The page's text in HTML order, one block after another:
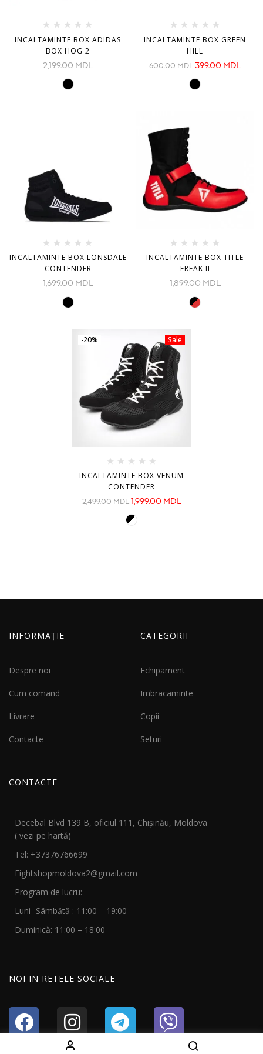
INCALTAMINTE BOX ADIDAS
BOX HOG 2
2,199.00 MDL
INCALTAMINTE BOX GREEN
HILL
600.00MDL 399.00 MDL
INCALTAMINTE BOX LONSDALE
CONTENDER
1,699.00 MDL
INCALTAMINTE BOX TITLE
FREAK II
1,899.00 MDL
Sale
-20%
INCALTAMINTE BOX VENUM
CONTENDER
2,499.00MDL 1,999.00 MDL
INFORMAȚIE
Despre noi
Cum comand
Livrare
Contacte
CATEGORII
Echipament
Imbracaminte
Copii
Seturi
CONTACTE
Decebal Blvd 139 B, oficiul 111, Chișinău, Moldova
( vezi pe hartă)
Tel: +37376766699
Fightshopmoldova2@gmail.com
Program de lucru:
Luni- Sâmbătă : 11:00 – 19:00
Duminică: 11:00 – 18:00
NOI IN RETELE SOCIALE